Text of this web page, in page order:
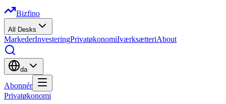
Bizfino
All Desks
MarkederInvesteringPrivatøkonomiIværksætteriAbout
da
Abonnér
Privatøkonomi